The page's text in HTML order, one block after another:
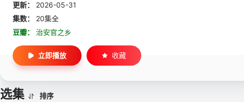
更新：
2026-05-31
集数：
20集全
豆瓣：
治安官之乡
立即播放 收藏
选集 排序